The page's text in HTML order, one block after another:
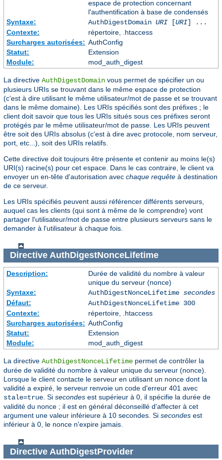
espace de protection concernant
l'authentification à base de condensés
Syntaxe:
AuthDigestDomain URI[URI] ...
Contexte:
répertoire, .htaccess
Surcharges autorisées: AuthConfig
Statut:
Extension
Module:
mod_auth_digest
La directive AuthDigestDomain vous permet de spécifier un ou
plusieurs URIs se trouvant dans le même espace de protection
(c'est à dire utilisant le même utilisateur/mot de passe et se trouvant
dans le même domaine). Les URIs spécifiés sont des préfixes ; le
client doit savoir que tous les URIs situés sous ces préfixes seront
protégés par le même utilisateur/mot de passe. Les URIs peuvent
être soit des URIs absolus (c'est à dire avec protocole, nom serveur,
port, etc...), soit des URIs relatifs.
Cette directive doit toujours être présente et contenir au moins le(s)
URI(s) racine(s) pour cet espace. Dans le cas contraire, le client va
envoyer un en-tête d'autorisation avec chaque requête à destination
de ce serveur.
Les URIs spécifiés peuvent aussi référencer différents serveurs,
auquel cas les clients (qui sont à même de le comprendre) vont
partager l'utilisateur/mot de passe entre plusieurs serveurs sans le
demander à l'utilisateur à chaque fois.
Directive AuthDigestNonceLifetime
Description:
Durée de validité du nombre à valeur
unique du serveur (nonce)
Syntaxe:
AuthDigestNonceLifetime secondes
Défaut:
AuthDigestNonceLifetime 300
Contexte:
répertoire, .htaccess
Surcharges autorisées: AuthConfig
Statut:
Extension
Module:
mod_auth_digest
La directive AuthDigestNonceLifetime permet de contrôler la
durée de validité du nombre à valeur unique du serveur (nonce).
Lorsque le client contacte le serveur en utilisant un nonce dont la
validité a expiré, le serveur renvoie un code d'erreur 401 avec
stale=true . Si secondes est supérieur à 0, il spécifie la durée de
validité du nonce ; il est en général déconseillé d'affecter à cet
argument une valeur inférieure à 10 secondes. Si secondes est
inférieur à 0, le nonce n'expire jamais.
Directive AuthDigestProvider